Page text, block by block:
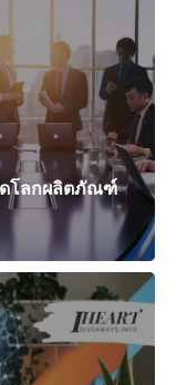
ดโลกผลิตภัณฑ์